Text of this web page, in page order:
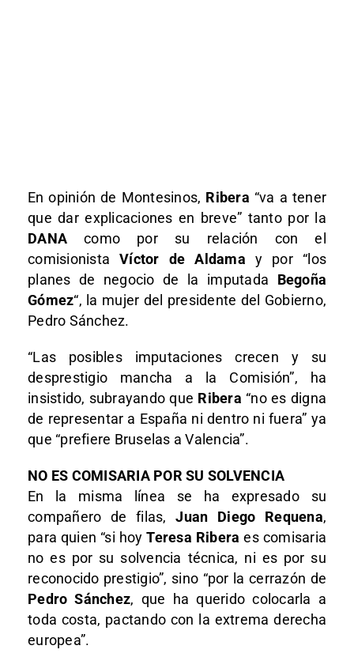
En opinión de Montesinos, Ribera “va a tener
que dar explicaciones en breve” tanto por la
DANA como por su relación con el
comisionistaVíctor de Aldama y por “los
planes de negocio de la imputada Begoña
Gómez“, la mujer del presidente del Gobierno,
Pedro Sánchez.
“Las posibles imputaciones crecen y su
desprestigio mancha a la Comisión”, ha
insistido, subrayando que Ribera “no es digna
de representar a España ni dentro ni fuera” ya
que “prefiere Bruselas a Valencia”.
NO ES COMISARIA POR SU SOLVENCIA
En la misma línea se ha expresado su
compañero de filas,Juan Diego Requena,
para quien “si hoyTeresa Ribera es comisaria
no es por su solvencia técnica, ni es por su
reconocido prestigio”, sino “por la cerrazón de
Pedro Sánchez, que ha querido colocarla a
toda costa, pactando con la extrema derecha
europea”.